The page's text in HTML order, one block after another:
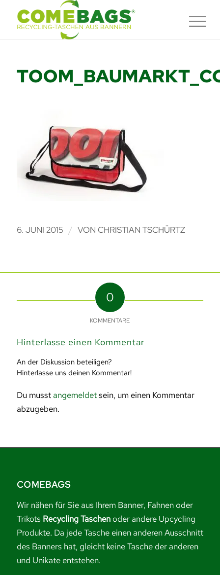
6. JUNI 2015 / VON CHRISTIAN TSCHÜRTZ
0
KOMMENTARE
Hinterlasse einen Kommentar
An der Diskussion beteiligen?
Hinterlasse uns deinen Kommentar!
Du musstangemeldetsein, um einen Kommentar
abzugeben.
COMEBAGS
Wir nähen für Sie aus Ihrem Banner, Fahnen oder
Trikots Recycling Taschenoder andere Upcycling
Produkte. Da jede Tasche einen anderen Ausschnitt
des Banners hat, gleicht keine Tasche der anderen
und Unikate entstehen.